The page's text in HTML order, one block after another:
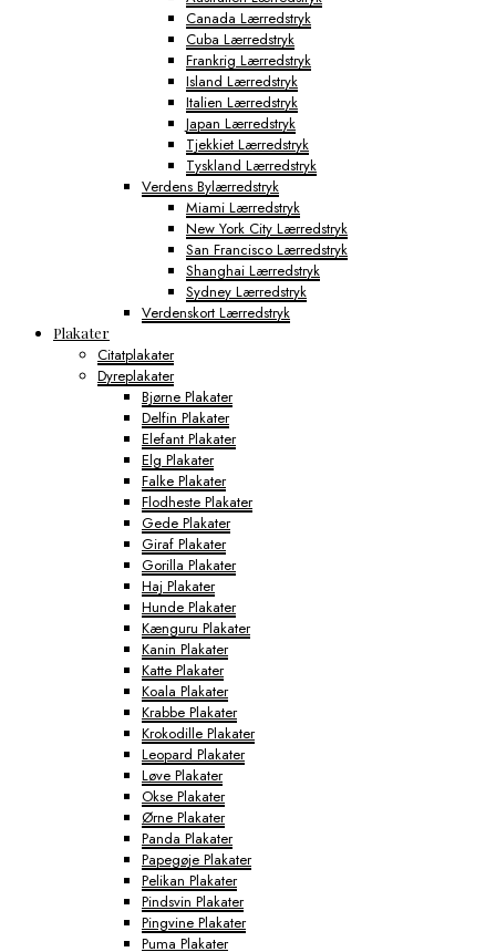
Canada Lærredstryk
Cuba Lærredstryk
Frankrig Lærredstryk
Island Lærredstryk
Italien Lærredstryk
Japan Lærredstryk
Tjekkiet Lærredstryk
Tyskland Lærredstryk
Verdens Bylærredstryk
Miami Lærredstryk
New York City Lærredstryk
San Francisco Lærredstryk
Shanghai Lærredstryk
Sydney Lærredstryk
Verdenskort Lærredstryk
Plakater
Citatplakater
Dyreplakater
Bjørne Plakater
Delfin Plakater
Elefant Plakater
Elg Plakater
Falke Plakater
Flodheste Plakater
Gede Plakater
Giraf Plakater
Gorilla Plakater
Haj Plakater
Hunde Plakater
Kænguru Plakater
Kanin Plakater
Katte Plakater
Koala Plakater
Krabbe Plakater
Krokodille Plakater
Leopard Plakater
Løve Plakater
Okse Plakater
Ørne Plakater
Panda Plakater
Papegøje Plakater
Pelikan Plakater
Pindsvin Plakater
Pingvine Plakater
Puma Plakater